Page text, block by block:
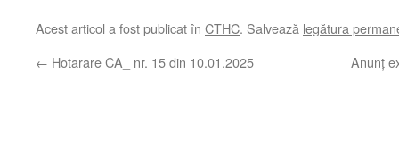
Acest articol a fost publicat în CTHC. Salvează legătura
← Hotarare CA_ nr. 15 din 10.01.2025 Anunț